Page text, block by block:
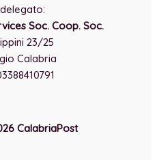
Soc. Coop. Soc.
23/25
Calabria
CalabriaPost